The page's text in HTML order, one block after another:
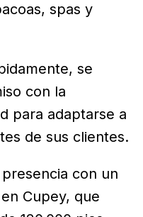
spas y
se
con la
para adaptarse a
de sus clientes.
con un
Cupey, que